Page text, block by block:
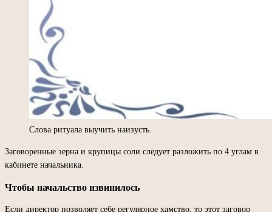
Слова ритуала выучить наизусть.
Заговоренные зерна и крупицы соли следует разложить по 4 углам в
кабинете начальника.
Чтобы начальство извинилось
Если директор позволяет себе регулярное хамство, то этот заговор